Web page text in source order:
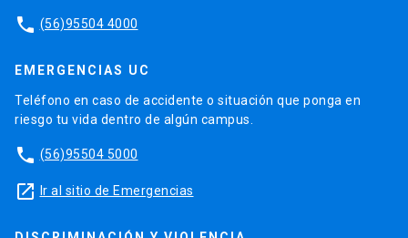
phone (56)95504 4000
EMERGENCIAS UC
Teléfono en caso de accidente o situación que ponga en
riesgo tu vida dentro de algún campus.
phone (56)95504 5000
launch Ir al sitio de Emergencias